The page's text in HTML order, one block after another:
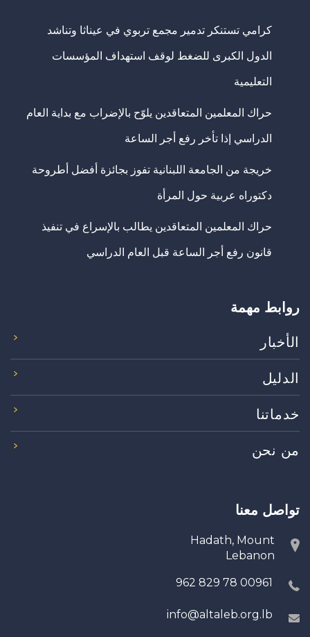
كرامي تستنكر تدمير مجمع تربوي في عيناثا وتناشد
الدول الكبرى للضغط لوقف استهداف المؤسسات
التعليمية
حراك المعلمين المتعاقدين يلوّح بالإضراب مع بداية العام
الدراسي إذا تأخر رفع أجر الساعة
خريجة من الجامعة اللبنانية تفوز بجائزة أفضل أطروحة
دكتوراه عربية حول المرأة
حراك المعلمين المتعاقدين يطالب بالإسراع في تنفيذ
قانون رفع أجر الساعة قبل العام الدراسي
روابط مهمة
الأخبار
الدليل
خدماتنا
من نحن
تواصل معنا
Hadath, Mount
Lebanon
00961 78 829 962
info@altaleb.org.lb